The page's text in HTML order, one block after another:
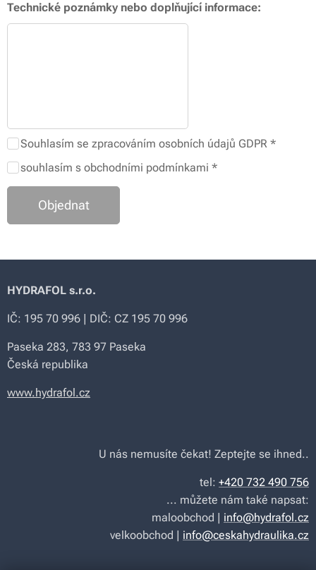
Technické poznámky nebo doplňující informace:
Souhlasím se zpracováním osobních údajů GDPR
souhlasím s obchodními podmínkami
Objednat
HYDRAFOL s.r.o.
IČ: 195 70 996 | DIČ: CZ 195 70 996
Paseka 283, 783 97 Paseka
Česká republika
www.hydrafol.cz
U nás nemusíte čekat! Zeptejte se ihned..
tel: +420 732 490 756
... můžete nám také napsat:
maloobchod | info@hydrafol.cz
velkoobchod | info@ceskahydraulika.cz